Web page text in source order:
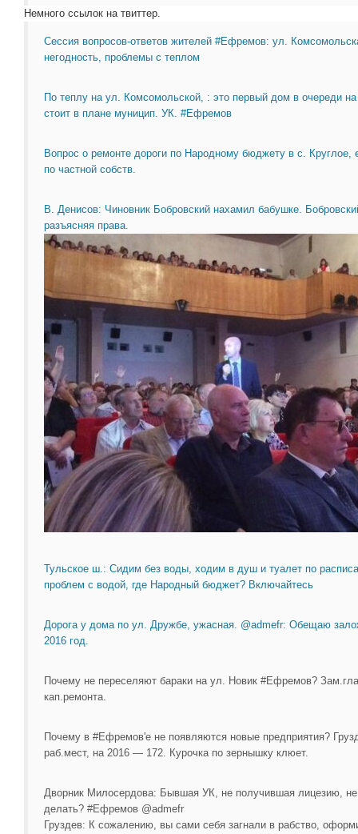
Немного ссылок на твиттер.
Сессия вопросов-ответов жителей #Ефремов: ул.
негодность, проблемы с теплом
По теплу на ул. Комсомольской, : это первый дом в очереди
стоит в плане муницип. УК. #Ефремов
Вопрос о ремонте дороги по Народному бюджету в с. Круглое,
по частной собств.
В. Денисов: Чиновник Бобровский нахамил бабушке.
разъясняя права.
Тульское ш.: Сидим без воды, ходим в душ и туалет по
проблем с водой, где Народный бюджет? Включайтесь
Дорога у дома по ул. Дружбе, ужасная. @admefr: Обещаю
2016 год.
Почему не переселяют бараки на ул. Новик #Ефремов?
кап.ремонта.
Почему в #Ефремов'е не появляются новые предприятия?
раб.мест, на 2016 — 172. Курочка по зернышку клюет.
Дворник Милосердова: Бывшая УК, не получившая лицезию,
делать? #Ефремов @admefr
Груздев: К сожалению, вы сами себя загнали в рабство,